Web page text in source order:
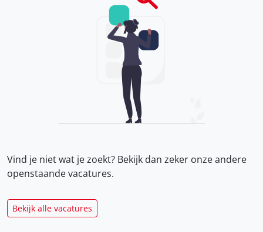
Vind je niet wat je zoekt? Bekijk dan zeker onzeandere
openstaande vacatures.
Bekijk alle vacatures